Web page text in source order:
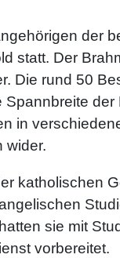
der
statt. Der
Die rund 50
der
in
wider.
katholischen
sie mit
vorbereitet.